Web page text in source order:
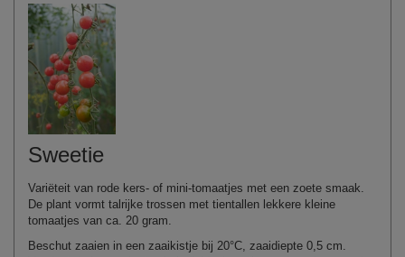
Sweetie
Variëteit van rode kers- of mini-tomaatjes met een zoete smaak.
De plant vormt talrijke trossen met tientallen lekkere kleine
tomaatjes van ca. 20 gram.
Beschut zaaien in een zaaikistje bij 20°C, zaaidiepte 0,5 cm.